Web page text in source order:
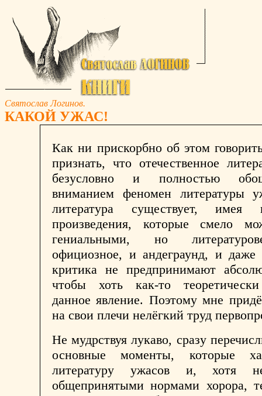
Святослав Логинов.
КАКОЙ УЖАС!
Как ни прискорбно об этом
признать, что отечественное
безусловно и полностью
вниманием феномен литературы
литература существует, имея
произведения, которые смело
гениальными, но
официозное, и андеграунд, и даже
критика не предпринимают
чтобы хоть как-то
данное явление. Поэтому мне
на свои плечи нелёгкий труд
Не мудрствуя лукаво, сразу
основные моменты, которые
литературу ужасов и, хотя
общепринятыми нормами хорора,